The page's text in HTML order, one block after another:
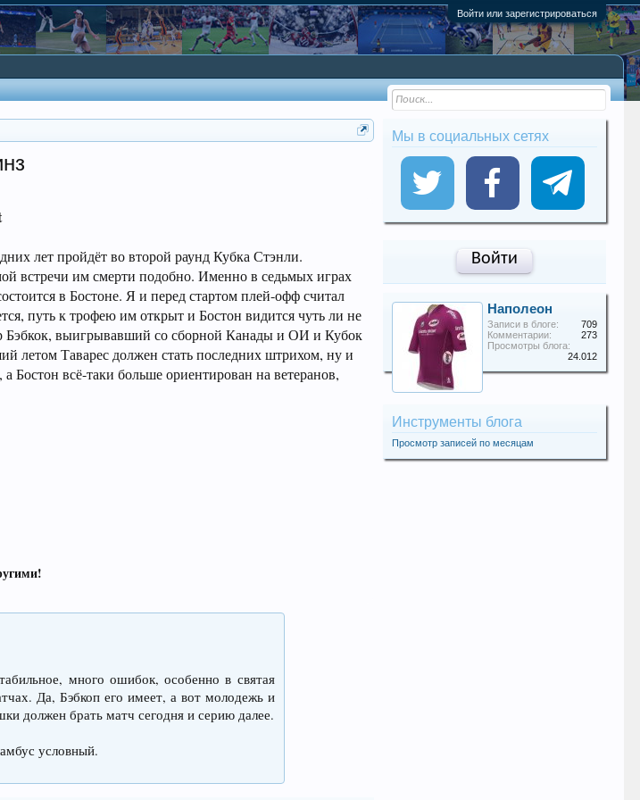
Войти или зарегистрироваться
лет пройдёт во второй раунд Кубка Стэнли.
встречи им смерти подобно. Именно в седьмых играх
в Бостоне. Я и перед стартом плей-офф считал
путь к трофею им открыт и Бостон видится чуть ли не
Бэбкок, выигрывавший со сборной Канады и ОИ и Кубок
летом Таварес должен стать последних штрихом, ну и
Бостон всё-таки больше ориентирован на ветеранов,
много ошибок, особенно в святая
Да, Бэбкоп его имеет, а вот молодежь и
должен брать матч сегодня и серию далее.
условный.
Мы в социальных сетях
Войти
Наполеон
Записи в блоге:
709
Комментарии:
273
Просмотры блога:
24.012
Инструменты блога
Просмотр записей по месяцам